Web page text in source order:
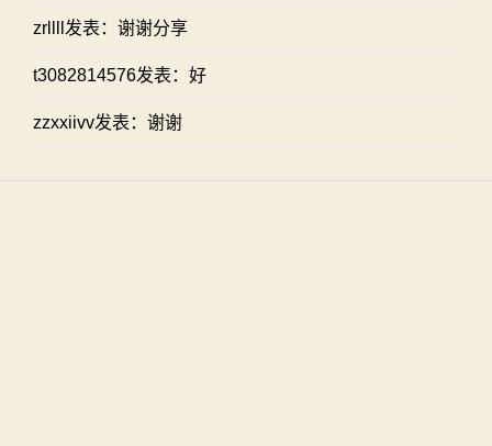
zrllll发表：谢谢分享
t3082814576发表：好
zzxxiivv发表：谢谢